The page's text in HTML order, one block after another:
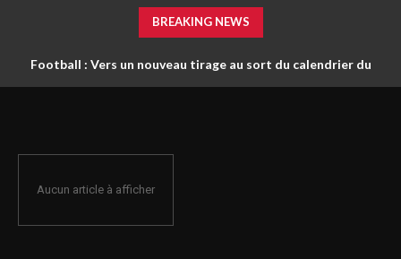
BREAKING NEWS
Football : Vers un nouveau tirage au sort du calendrier du
Aucun article à afficher